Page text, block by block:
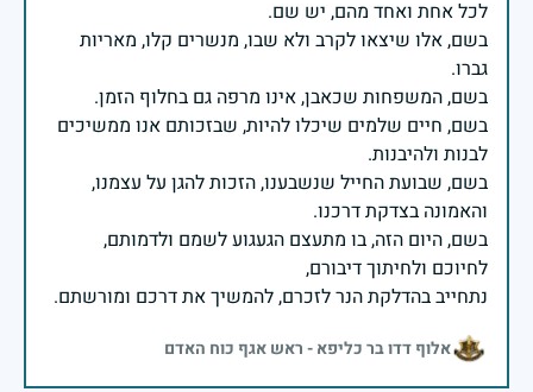
בשם, אלו שיצאו לקרב ולא שבו, מנשרים קלו, מאריות
בשם, חיים שלמים שיכלו להיות, שבזכותם אנו ממשיכים
בשם, שבועת החייל שנשבענו, הזכות להגן על עצמנו,
בשם, היום הזה, בו מתעצם הגעגוע לשמם ולדמותם,
נתחייב בהדלקת הנר לזכרם, להמשיך את דרכם ומורשתם.
אלוף דדו בר כליפא - ראש אגף כוח האדם